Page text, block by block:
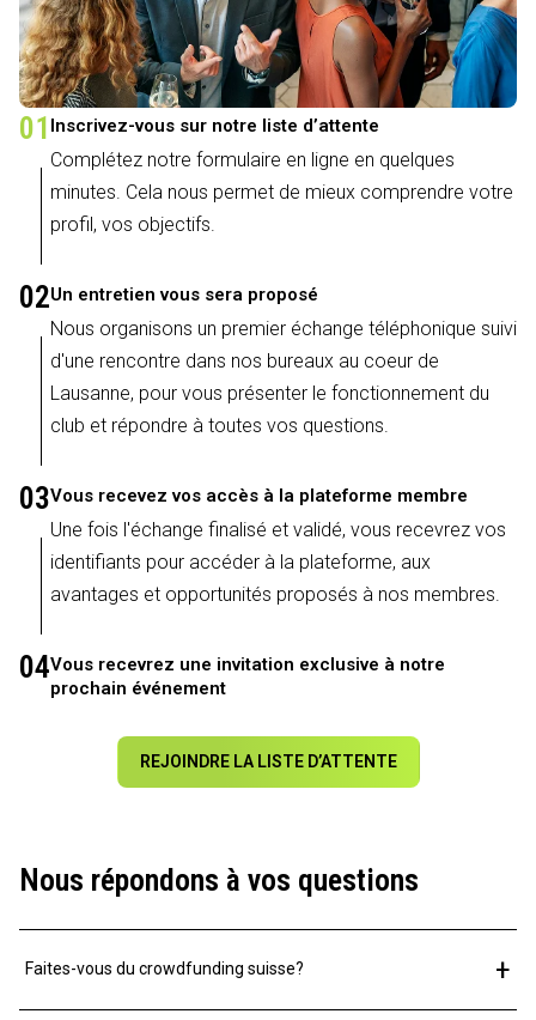
01 Inscrivez-vous sur notre liste d’attente
Complétez notre formulaire en ligne en quelques
minutes. Cela nous permet de mieux comprendre votre
profil, vos objectifs.
02Un entretien vous sera proposé
Nous organisons un premier échange téléphonique suivi
d'une rencontre dans nos bureaux au coeur de
Lausanne, pour vous présenter le fonctionnement du
club et répondre à toutes vos questions.
03Vous recevez vos accès à la plateforme membre
Une fois l'échange finalisé et validé, vous recevrez vos
identifiants pour accéder à la plateforme, aux
avantages et opportunités proposés à nos membres.
04Vous recevrez une invitation exclusive à notre
prochain événement
REJOINDRE LA LISTE D’ATTENTE
Nous répondons à vos questions
Faites-vous du crowdfunding suisse? +